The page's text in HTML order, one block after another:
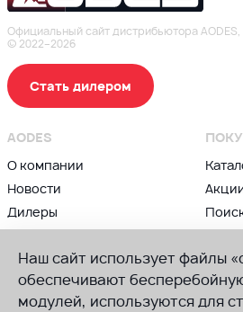
Наш сайт использует файлы
обеспечивают
модулей, используются для
Официальный сайт дистрибьютора
© 2022–2026
AODES
О компании
Новости
Дилеры
ВЛАДЕЛЬЦАМ
Сервис и гарантии
Стать дилером